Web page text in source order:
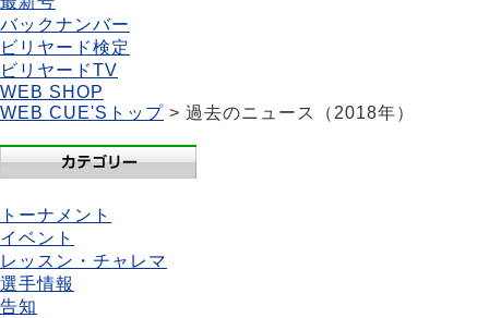
バックナンバー
ビリヤード検定
ビリヤードTV
WEB SHOP
WEB CUE'Sトップ > 過去のニュース（2018年）
トーナメント
イベント
レッスン・チャレマ
選手情報
告知